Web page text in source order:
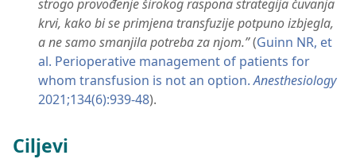
strogo provođenje širokog raspona strategija čuvanja
krvi, kako bi se primjena transfuzije potpuno izbjegla,
a ne samo smanjila potreba za njom.”​ (Guinn NR, et
al. Perioperative management of patients for
whom transfusion is not an option.Anesthesiology
2021;134(6):939-48).
Ciljevi